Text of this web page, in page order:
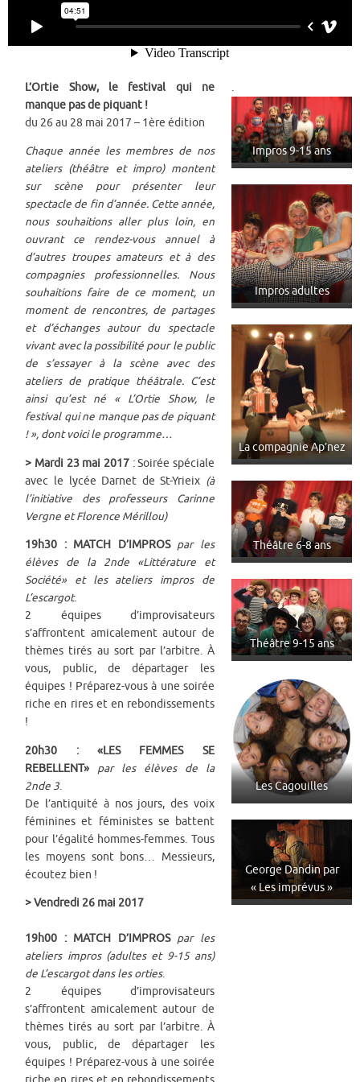
L’Ortie Show, le festival qui ne
manque pas de piquant !
du 26 au 28 mai 2017 – 1ère édition
Chaque année les membres de nos
ateliers (théâtre et impro) montent
sur scène pour présenter leur
spectacle de fin d’année. Cette année,
nous souhaitions aller plus loin, en
ouvrant ce rendez-vous annuel à
d’autres troupes amateurs et à des
compagnies professionnelles. Nous
souhaitions faire de ce moment, un
moment de rencontres, de partages
et d’échanges autour du spectacle
vivant avec la possibilité pour le public
de s’essayer à la scène avec des
ateliers de pratique théâtrale. C’est
ainsi qu’est né « L’Ortie Show, le
festival qui ne manque pas de piquant
! », dont voici le programme…
> Mardi 23 mai 2017 : Soirée spéciale
avec le lycée Darnet de St-Yrieix (à
l’initiative des professeurs Carinne
Vergne et Florence Mérillou)
19h30 : MATCH D’IMPROS par les
élèves de la 2nde «Littérature et
Société» et les ateliers impros de
L’escargot.
2 équipes d’improvisateurs
s’affrontent amicalement autour de
thèmes tirés au sort par l’arbitre. À
vous, public, de départager les
équipes ! Préparez-vous à une soirée
riche en rires et en rebondissements
!
20h30 : «LES FEMMES SE
REBELLENT» par les élèves de la
2nde 3.
De l’antiquité à nos jours, des voix
féminines et féministes se battent
pour l’égalité hommes-femmes. Tous
les moyens sont bons… Messieurs,
écoutez bien !
> Vendredi 26 mai 2017
19h00 : MATCH D’IMPROS par les
ateliers impros (adultes et 9-15 ans)
de L’escargot dans les orties.
2 équipes d’improvisateurs
s’affrontent amicalement autour de
thèmes tirés au sort par l’arbitre. À
vous, public, de départager les
équipes ! Préparez-vous à une soirée
.
Impros 9-15 ans
Impros adultes
La compagnie Ap’nez
Théâtre 6-8 ans
Théâtre 9-15 ans
Les Cagouilles
George Dandin par
« Les imprévus »